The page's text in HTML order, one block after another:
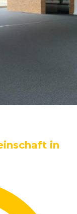
in